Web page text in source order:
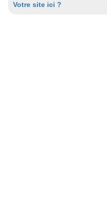
Votre site ici ?